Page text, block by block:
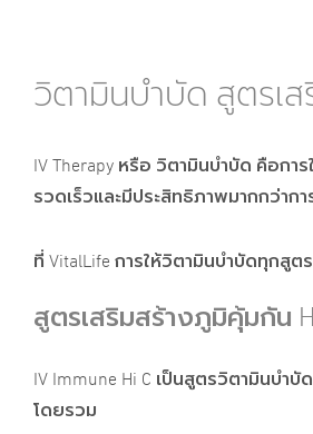
วิตามินบำบัด สูตรเส
IV Therapy หรือ วิตามินบำบัด คือกา
รวดเร็วและมีประสิทธิภาพมากกว่ากา
ที่ VitalLife การให้วิตามินบำบัดทุกสู
สูตรเสริมสร้างภูมิคุ้มกัน
IV Immune Hi C เป็นสูตรวิตามินบ
โดยรวม